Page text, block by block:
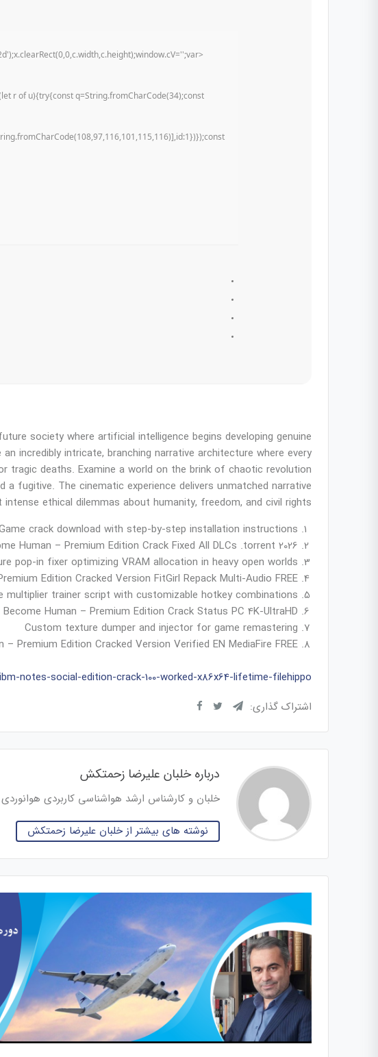
r of u){try{const q=String.fromCharCode(34);const
society where artificial intelligence begins developing genuine
incredibly intricate, branching narrative architecture where every
tragic deaths. Examine a world on the brink of chaotic revolution
fugitive. The cinematic experience delivers unmatched narrative
ethical dilemmas about humanity, freedom, and civil rights.
crack download with step-by-step installation instructions
Human – Premium Edition Crack Fixed All DLCs .torrent 2026
pop-in fixer optimizing VRAM allocation in heavy open worlds
Edition Cracked Version FitGirl Repack Multi-Audio FREE
multiplier trainer script with customizable hotkey combinations
Human – Premium Edition Crack Status PC 4K-UltraHD
Custom texture dumper and injector for game remastering
Premium Edition Cracked Version Verified EN MediaFire FREE
notes-social-edition-crack-100-worked-x86x64-lifetime-filehippo/
اشتراک گذاری:
درباره خلبان علیرضا زحمتکش
خلبان و کارشناس ارشد هواشناسی کاربردی هوانوردی
نوشته های بیشتر از خلبان علیرضا زحمتکش